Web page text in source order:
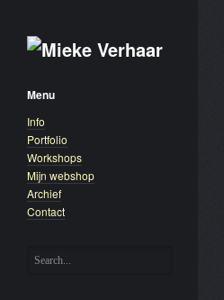
Menu
Info
Portfolio
Workshops
Mijn webshop
Archief
Contact